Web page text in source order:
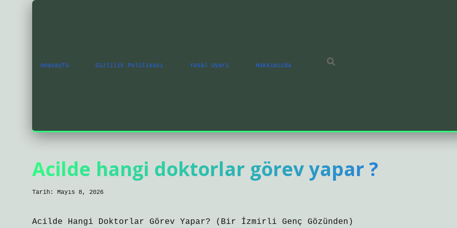
Anasayfa Gizlilik Politikası Yasal Uyarı Hakkımızda
Acilde hangi doktorlar görev yapar ?
Tarih: Mayıs 8, 2026
Acilde Hangi Doktorlar Görev Yapar? (Bir İzmirli Genç Gözünden)